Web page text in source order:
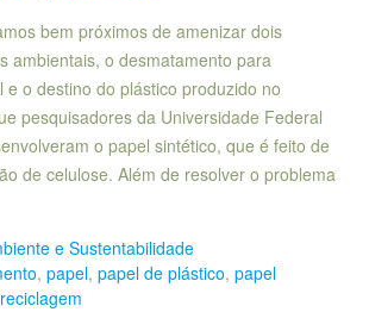
bem próximos de amenizar dois
ambientais, o desmatamento para
e o destino do plástico produzido no
pesquisadores da Universidade Federal
o papel sintético, que é feito de
de celulose. Além de resolver o problema
e Sustentabilidade
, papel, papel de plástico, papel
reciclagem